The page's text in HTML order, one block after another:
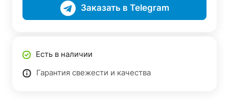
Заказать в Telegram
Есть в наличии
Гарантия свежести и качества